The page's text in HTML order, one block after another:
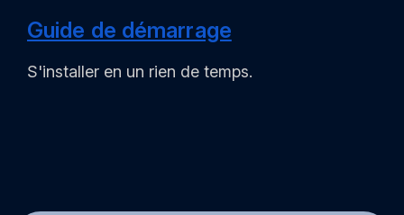
Guide de démarrage
S'installer en un rien de temps.